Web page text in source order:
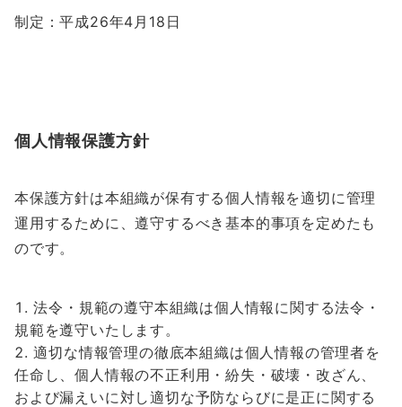
制定：平成26年4月18日
個人情報保護方針
本保護方針は本組織が保有する個人情報を適切に管理
運用するために、遵守するべき基本的事項を定めたも
のです。
法令・規範の遵守本組織は個人情報に関する法令・
規範を遵守いたします。
適切な情報管理の徹底本組織は個人情報の管理者を
任命し、個人情報の不正利用・紛失・破壊・改ざん、
および漏えいに対し適切な予防ならびに是正に関する